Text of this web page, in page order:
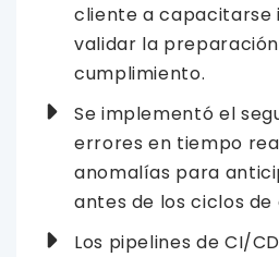
cliente a capacitarse
validar la
cumplimiento.
Se implementó el
errores en tiempo
anomalías para
antes de los ciclos de
Los pipelines de CI/